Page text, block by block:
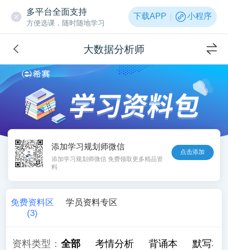
多平台全面支持
方便选课，随时随地学习
下载APP 小程序
大数据分析师
添加学习规划师微信
添加学习规划师微信 免费领取更多精品资
料
点击添加
免费资料区
(3)
学员资料专区
资料类型： 全部 考情分析 背诵本 默写本